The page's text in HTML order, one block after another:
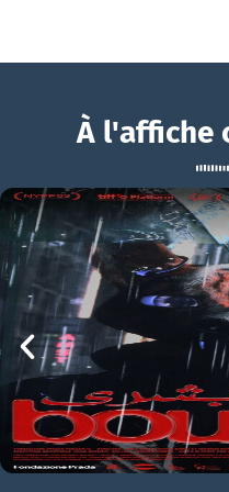
Mary Anning
À l'affiche